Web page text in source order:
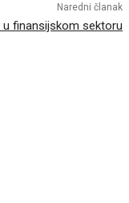
Naredni članak
u finansijskom sektoru